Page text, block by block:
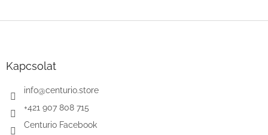
Kapcsolat
info@centurio.store
+421 907 808 715
Centurio Facebook